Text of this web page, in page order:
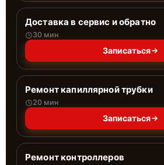
Доставка в сервис и обратно
30 мин
Записаться
Ремонт капиллярной трубки
20 мин
Записаться
Ремонт контроллеров